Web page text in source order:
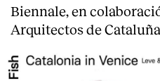
Biennale, en
Arquitectos de